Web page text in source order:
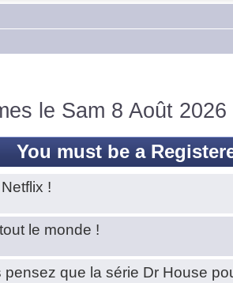
le Sam 8 Août 2026
You must be a
!
le monde !
pensez que la série Dr House